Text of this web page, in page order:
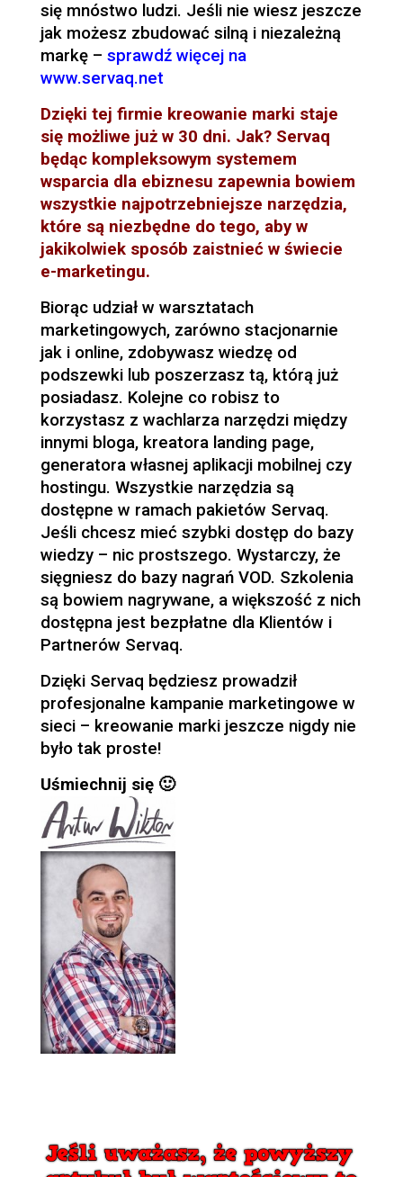
się mnóstwo ludzi. Jeśli nie wiesz jeszcze
jak możesz zbudować silną i niezależną
markę – sprawdź więcej na
www.servaq.net
Dzięki tej firmie kreowanie marki staje
się możliwe już w 30 dni. Jak? Servaq
będąc kompleksowym systemem
wsparcia dla ebiznesu zapewnia bowiem
wszystkie najpotrzebniejsze narzędzia,
które są niezbędne do tego, aby w
jakikolwiek sposób zaistnieć w świecie
e-marketingu.
Biorąc udział w warsztatach
marketingowych, zarówno stacjonarnie
jak i online, zdobywasz wiedzę od
podszewki lub poszerzasz tą, którą już
posiadasz. Kolejne co robisz to
korzystasz z wachlarza narzędzi między
innymi bloga, kreatora landing page,
generatora własnej aplikacji mobilnej czy
hostingu. Wszystkie narzędzia są
dostępne w ramach pakietów Servaq.
Jeśli chcesz mieć szybki dostęp do bazy
wiedzy – nic prostszego. Wystarczy, że
sięgniesz do bazy nagrań VOD. Szkolenia
są bowiem nagrywane, a większość z nich
dostępna jest bezpłatne dla Klientów i
Partnerów Servaq.
Dzięki Servaq będziesz prowadził
profesjonalne kampanie marketingowe w
sieci – kreowanie marki jeszcze nigdy nie
było tak proste!
Uśmiechnij się 🙂